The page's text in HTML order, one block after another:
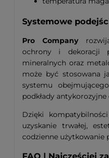
Systemowe
Pro Company
ochrony i dekoracji
mineralnych oraz
może być stosowana
systemu
podkłady
Dzięki
uzyskanie trwałej,
codzienne użytkowanie